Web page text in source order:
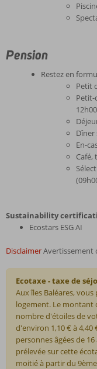
Pension
Restez en
Petit
Petit-
Dîner
En-
Café,
Sustainability
Ecostars ESG AI
DisclaimerAvertissement
Ecotaxe - taxe de
Aux îles Baléares,
logement. Le montant
nombre d'étoiles de
d'environ 1,10 € à
personnes âgées de
prélevée sur cette
moitié à partir du